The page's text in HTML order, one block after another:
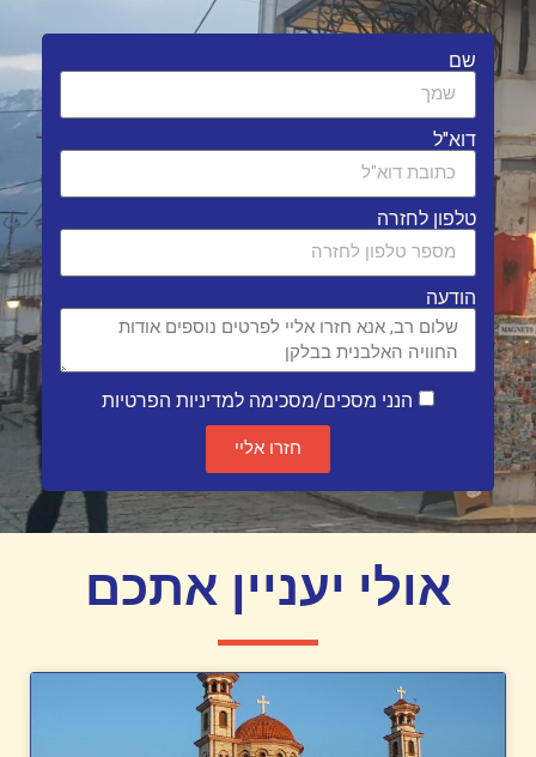
שם
דוא"ל
טלפון לחזרה
הודעה
הנני מסכים/מסכימה למדיניות הפרטיות
חזרו אליי
אולי יעניין אתכם